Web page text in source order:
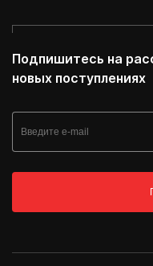
Подпишитесь на
новых поступлениях